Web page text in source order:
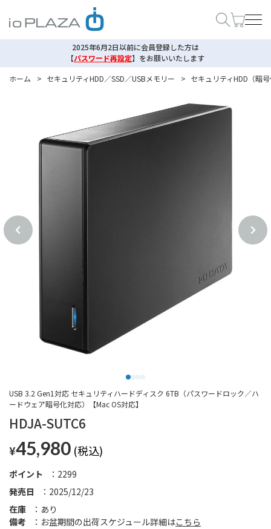
2025年6月2日以前に会員登録した方は
【パスワード再設定】 をお願いいたします
ホーム
> セキュリティHDD／SSD／USBメモリー > セキュリティHDD（暗
HDJA-SUTC6
USB 3.2 Gen1対応 セキュリティハードディスク 6TB（パスワードロック／ハ
ードウェア暗号化対応）【Mac OS対応】
¥45,980
発売日 2025/12/23
ポイント 2299
在庫
あり
備考
お盆期間の出荷スケジュール詳細はこちら